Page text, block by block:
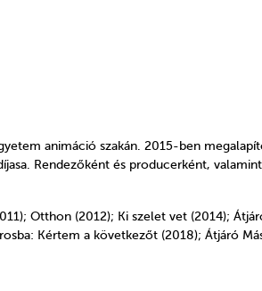
animáció szakán. 2015-ben
Rendezőként és producerként,
Otthon (2012); Ki szelet vet (2014);
Kértem a következőt (2018); Átjáró